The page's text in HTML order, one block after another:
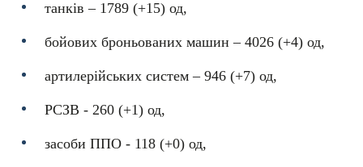
танків ‒ 1789 (+15) од,
бойових броньованих машин ‒ 4026 (+4) од,
артилерійських систем – 946 (+7) од,
РСЗВ - 260 (+1) од,
засоби ППО - 118 (+0) од,